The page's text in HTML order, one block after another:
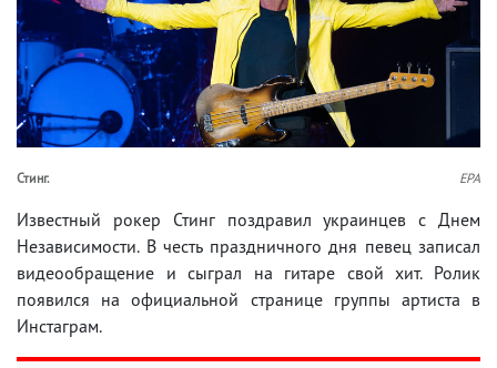
Стинг. EPA
Известный рокер Стинг поздравил украинцев с Днем
Независимости. В честь праздничного дня певец записал
видеообращение и сыграл на гитаре свой хит. Ролик
появился на официальной странице группы артиста в
Инстаграм.